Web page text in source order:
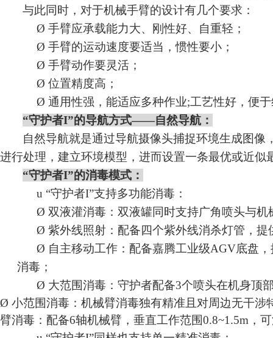
与此同时，对于机械手臂的设计有几个要求：
Ø 手臂应承载能力大、刚性好、自重轻 ；
Ø 手臂的运动速度要适当，惯性要小 ；
Ø 手臂动作要灵活 ；
Ø 位置精度高 ；
Ø 通用性强，能适应多种作业;工艺性好，便
“守护者I”的导航方式——自然导航：
自然导航就是通过导航摄像头捕捉环境生成图像
进行处理，建立环境模型，进而设置一条最优或近
“守护者I”的消毒模式：
u “守护者I”支持多功能消毒：
Ø 双液灌消毒：双液罐同时支持广角喷头与
Ø 紫外线照射：配备四个紫外线消杀灯管，
Ø 自主移动工作：配备嘉腾工业级AGV底盘
消毒；
Ø 大范围消毒：守护者配备3个喷头在机身顶
Ø 小范围消毒：机械臂消毒独有精准且对周边无干
臂消毒：配备6轴机械臂，垂直工作范围0.8~1.5m，